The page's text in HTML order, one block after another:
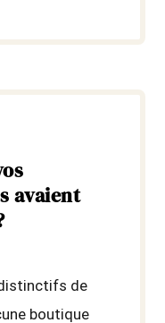
avaient
distinctifs de
boutique